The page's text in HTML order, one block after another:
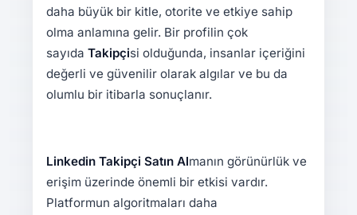
daha büyük bir kitle, otorite ve etkiye sahip
olma anlamına gelir. Bir profilin çok
sayıda Takipçisi olduğunda, insanlar içeriğini
değerli ve güvenilir olarak algılar ve bu da
olumlu bir itibarla sonuçlanır.
Linkedin Takipçi Satın Almanın görünürlük ve
erişim üzerinde önemli bir etkisi vardır.
Platformun algoritmaları daha